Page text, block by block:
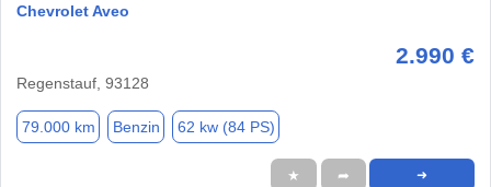
Chevrolet Aveo
2.990 €
Regenstauf, 93128
79.000 km Benzin 62 kw (84 PS)
★ ➦ ➜